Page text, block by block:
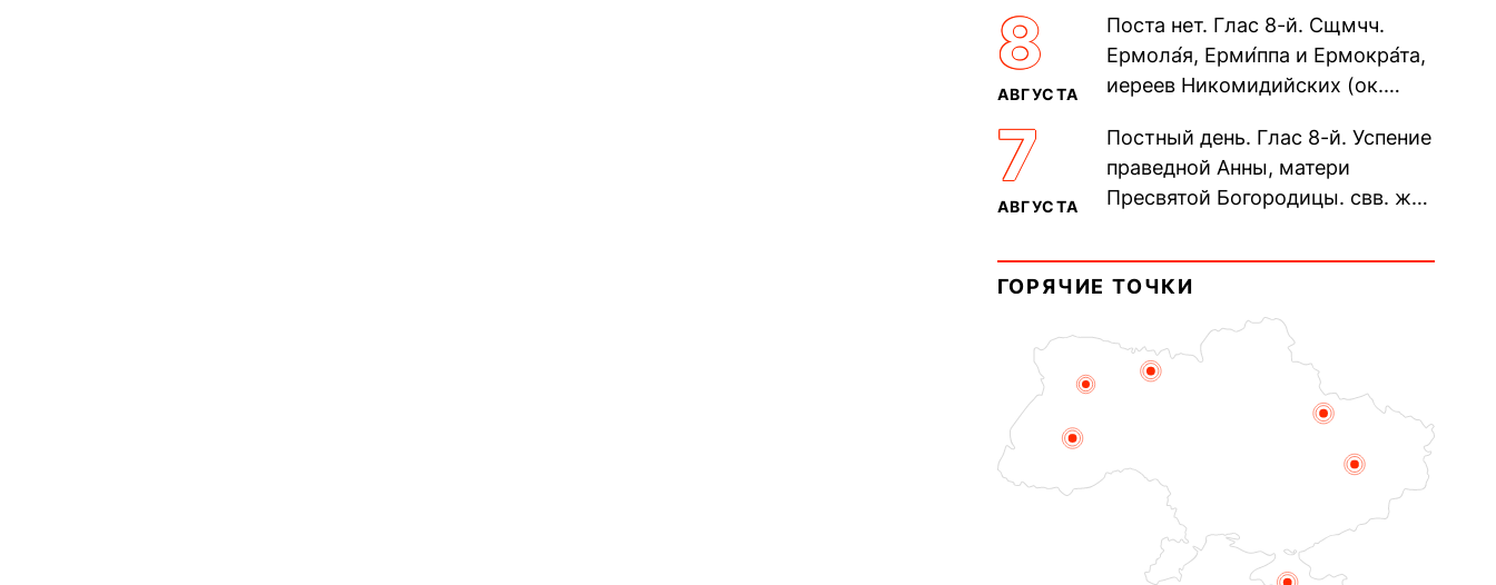
Николая Кочанова, Христа
ради...
8
АВГУСТА
Поста нет. Глас 8-й. Сщмчч.
Ермола́я, Ерми́ппа и Ермокра́та,
иереев Никомидийских (ок.
Печерского, в Ближних
пещерах...
7
АВГУСТА
Постный день. Глас 8-й. Успение
праведной Анны, матери
Пресвятой Богородицы. свв. жен
прп. Евпракси́и девы,...
ГОРЯЧИЕ ТОЧКИ